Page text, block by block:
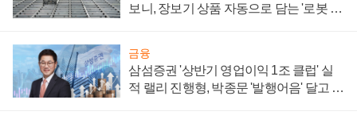
보니, 장보기 상품 자동으로 담는 '로봇 40
금융
삼섬증권 '상반기 영업이익 1조 클럽' 실
적 랠리 진행형, 박종문 '발행어음' 달고 연